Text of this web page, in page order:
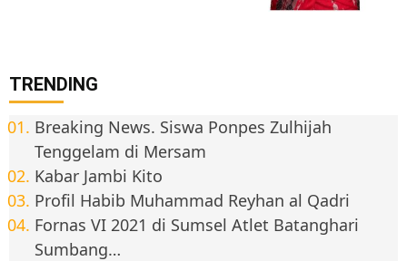
TRENDING
Breaking News. Siswa Ponpes Zulhijah
Tenggelam di Mersam
Kabar Jambi Kito
Profil Habib Muhammad Reyhan al Qadri
Fornas VI 2021 di Sumsel Atlet Batanghari
Sumbang…